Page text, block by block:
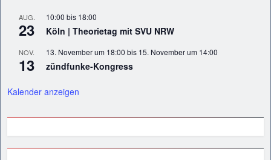
AUG.
23
10:00 bis 18:00
Köln | Theorietag mit SVU NRW
NOV.
13
13. November um 18:00 bis 15. November um 14:00
zündfunke-Kongress
Kalender anzeigen